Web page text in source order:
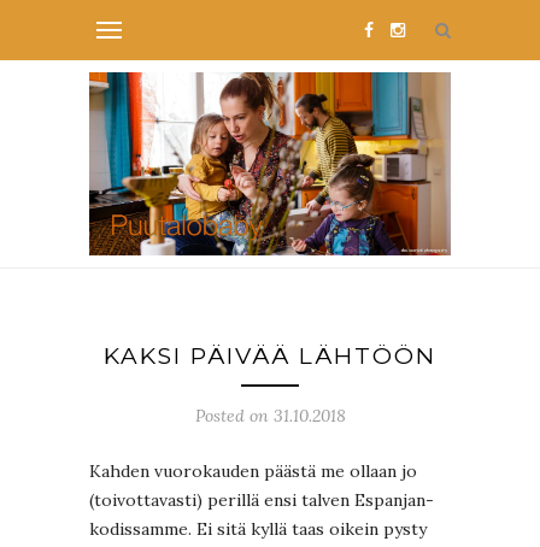
KAKSI PÄIVÄÄ LÄHTÖÖN
Posted on 31.10.2018
Kahden vuorokauden päästä me ollaan jo
(toivottavasti) perillä ensi talven Espanjan-
kodissamme. Ei sitä kyllä taas oikein pysty